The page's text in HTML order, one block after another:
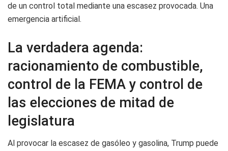
de un control total mediante una escasez provocada. Una
emergencia artificial.
La verdadera agenda:
racionamiento de combustible,
control de la FEMA y control de
las elecciones de mitad de
legislatura
Al provocar la escasez de gasóleo y gasolina, Trump puede